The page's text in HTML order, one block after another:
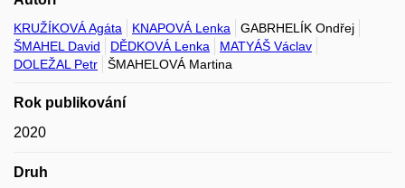
KRUŽÍKOVÁ Agáta KNAPOVÁ Lenka
GABRHELÍK Ondřej
ŠMAHEL David
DĚDKOVÁ Lenka
MATYÁŠ Václav
DOLEŽAL Petr
ŠMAHELOVÁ Martina
Rok publikování
2020
Druh